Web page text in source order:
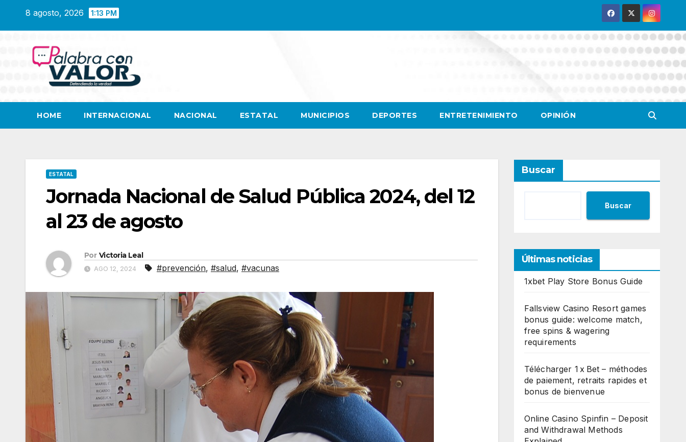
8 agosto, 2026 1:13 PM
HOME INTERNACIONAL NACIONAL ESTATAL MUNICIPIOS DEPORTES ENTRETENIMIENTO OPINIÓN
ESTATAL
Jornada Nacional de Salud Pública 2024, del 12
al 23 de agosto
Por Victoria Leal
AGO 12, 2024 #prevención, #salud, #vacunas
Buscar
Buscar
Últimas noticias
1xbet Play Store Bonus Guide
Fallsview Casino Resort games
bonus guide: welcome match,
free spins & wagering
requirements
Télécharger 1 x Bet – méthodes
de paiement, retraits rapides et
bonus de bienvenue
Online Casino Spinfin – Deposit
and Withdrawal Methods